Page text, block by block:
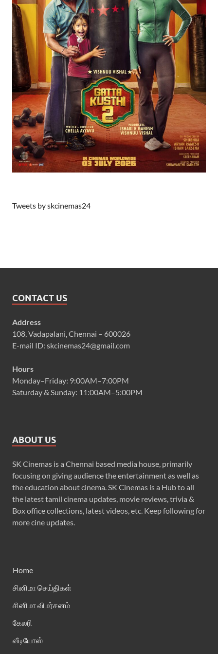
Tweets by skcinemas24
CONTACT US
Address
108, Vadapalani, Chennai – 600026
E-mail ID: skcinemas24@gmail.com
Hours
Monday–Friday: 9:00AM–7:00PM
Saturday & Sunday: 11:00AM–5:00PM
ABOUT US
SK Cinemas is a Chennai based media house, primarily
focusing on giving audience the entertainment as well as
the education about cinema. SK Cinemas is a Hub to all
the latest tamil cinema updates, movie reviews, trivia &
Box office collections, latest videos, etc. Keep following for
more cine updates.
Home
சினிமா செய்திகள்
சினிமா விமர்சனம்
கேலரி
வீடியோஸ்